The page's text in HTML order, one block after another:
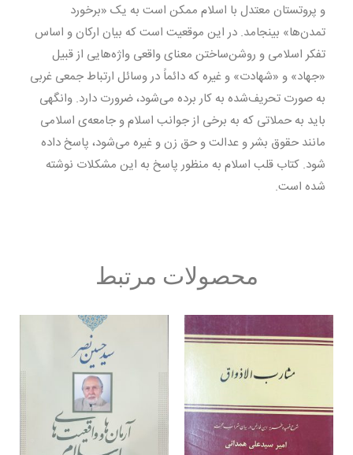
و پروتستان معتدل با اسلام ممکن است به یک «برخورد
تمدن‌ها» بینجامد. در این موقعیت است که بیان ارکان و اساس
تفکر اسلامی و روشن‌ساختن معنای واقعی واژه‌هایی از قبیل
«جهاد» و «شهادت» و غیره که دائماً در وسائل ارتباط جمعی غربی
به صورت تحریف‌شده به کار برده می‌شود، ضرورت دارد. وانگهی
باید به حملاتی که به برخی از جوانب اسلام و جامعه‌ی اسلامی
مانند حقوق بشر و عدالت و حق زن و غیره می‌شود، پاسخ داده
شود. کتاب قلب اسلام به منظور پاسخ به این مشکلات نوشته
شده است.
محصولات مرتبط